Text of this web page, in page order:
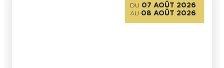
DU 07 AOÛT 2026
AU 08 AOÛT 2026